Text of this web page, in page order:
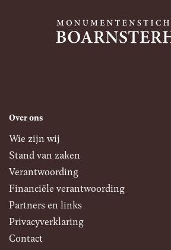
Over ons
Wie zijn wij
Stand van zaken
Verantwoording
Financiële verantwoording
Partners en links
Privacyverklaring
Contact